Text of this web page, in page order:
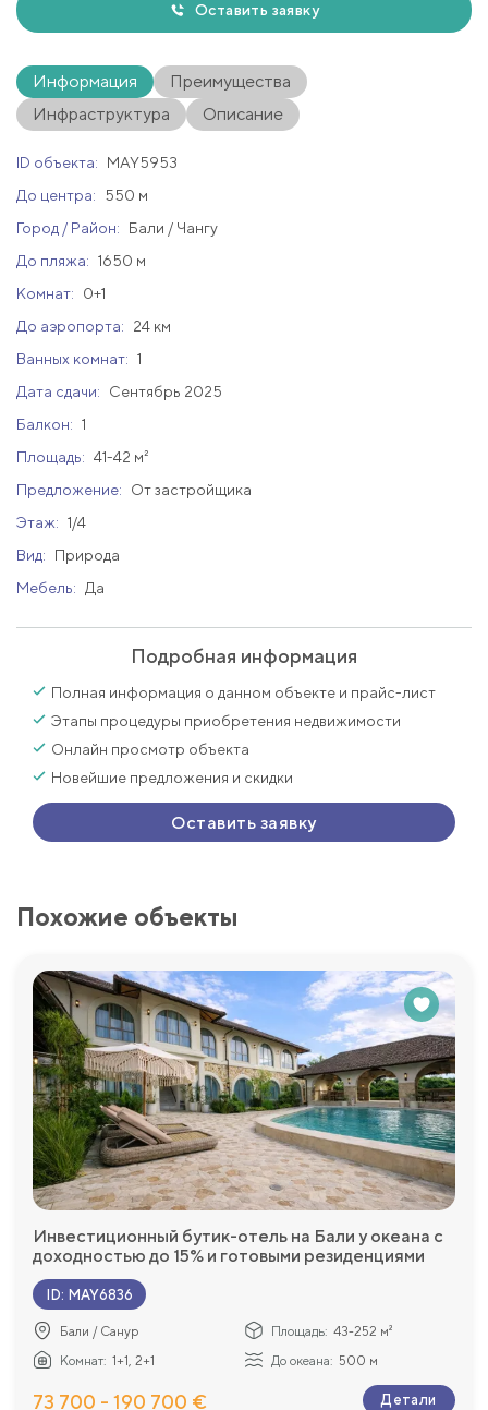
Оставить заявку
Информация
Преимущества
Инфраструктура
Описание
ID объекта:
MAY5953
До центра:
550 м
Город / Район:
Бали / Чангу
До пляжа: 1650 м
Комнат:
0+1
До аэропорта:
24 км
Ванных комнат: 1
Дата сдачи:
Сентябрь 2025
Балкон: 1
Площадь: 41-42 м²
Предложение:
От застройщика
Этаж: 1/4
Вид:
Природа
Мебель:
Да
Подробная информация
Полная информация о данном объекте и прайс-лист
Этапы процедуры приобретения недвижимости
Онлайн просмотр объекта
Новейшие предложения и скидки
Оставить заявку
Похожие объекты
Инвестиционный бутик-отель на Бали у океана с
доходностью до 15% и готовыми резиденциями
ID: MAY6836
Бали / Санур Площадь: 43-252 м²
Комнат: 1+1, 2+1 До океана: 500 м
73 700 - 190 700 € Детали